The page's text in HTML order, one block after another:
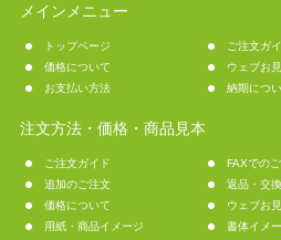
メインメニュー
トップページ
ご注文ガ
価格について
ウェブお
お支払い方法
納期につ
注文方法・価格・商品見本
ご注文ガイド
FAXでの
追加のご注文
返品・交
価格について
ウェブお
用紙・商品イメージ
書体イメ